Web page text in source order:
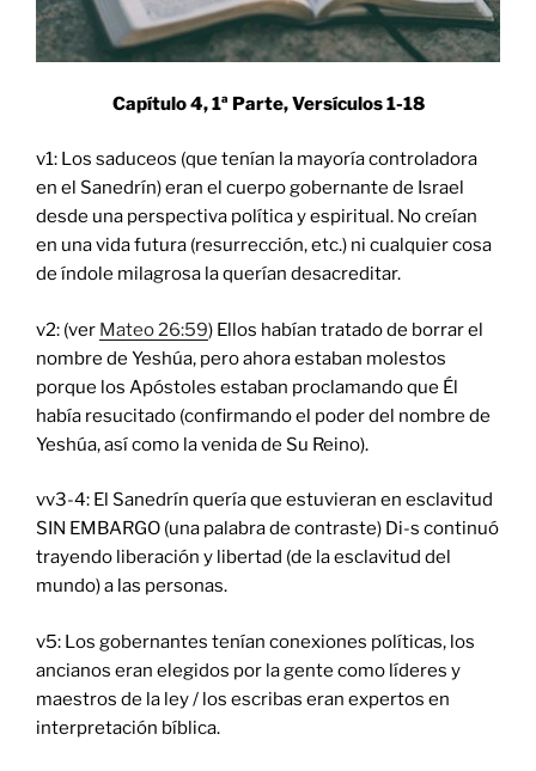
Capítulo 4, 1ª Parte, Versículos1-18
v1: Los saduceos (que tenían la mayoría controladora
en el Sanedrín) eran el cuerpo gobernante de Israel
desde una perspectiva política y espiritual. No creían
en una vida futura (resurrección, etc.) ni cualquier cosa
de índole milagrosa la querían desacreditar.
v2: (ver Mateo 26:59) Ellos habían tratado de borrar el
nombre de Yeshúa, pero ahora estaban molestos
porque los Apóstoles estaban proclamando que Él
había resucitado (confirmando el poder del nombre de
Yeshúa, así como la venida de Su Reino).
vv3-4: El Sanedrín quería que estuvieran en esclavitud
SIN EMBARGO (una palabra de contraste) Di-s continuó
trayendo liberación y libertad (de la esclavitud del
mundo) a las personas.
v5: Los gobernantes tenían conexiones políticas, los
ancianos eran elegidos por la gente como líderes y
maestros de la ley / los escribas eran expertos en
interpretación bíblica.